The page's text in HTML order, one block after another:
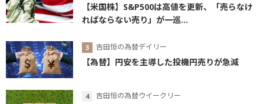
【米国株】S&P500は高値を更新、「売らなけ
ればならない売り」が一巡...
吉田恒の為替デイリー
【為替】円安を主導した投機円売りが急減
吉田恒の為替ウイークリー